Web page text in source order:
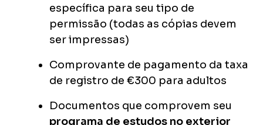
específica para seu tipo de
permissão (todas as cópias devem
ser impressas)
Comprovante de pagamento da taxa
de registro de €300 para adultos
Documentos que comprovem seu
programa de estudos no exterior